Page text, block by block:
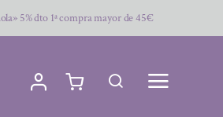
5% dto 1ª compra mayor de 45€